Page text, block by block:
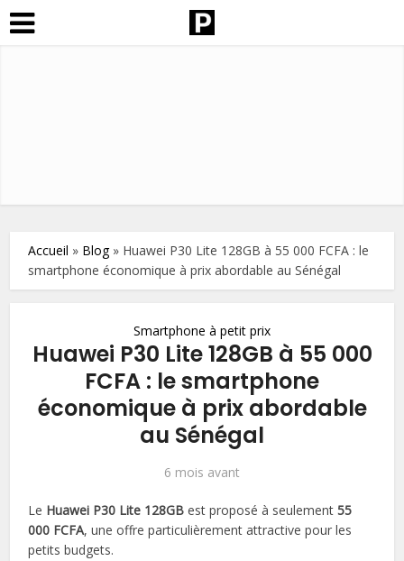
Accueil » Blog» Huawei P30 Lite 128GB à 55 000 FCFA : le
smartphone économique à prix abordable au Sénégal
Smartphone à petit prix
Huawei P30 Lite 128GB à 55 000
FCFA : le smartphone
économique à prix abordable
au Sénégal
6 mois avant
Le Huawei P30 Lite 128GB est proposé à seulement55
000 FCFA, une offre particulièrement attractive pour les
petits budgets.